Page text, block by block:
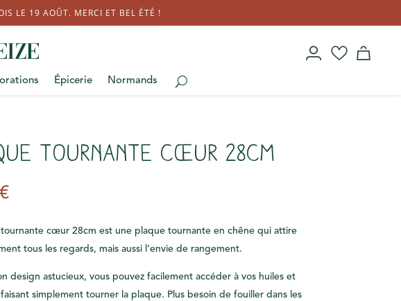
LE 19 AOÛT. MERCI ET BEL ÉTÉ !
Épicerie Normands
tournante cœur 28cm
tournante cœur 28cm est une plaque tournante en chêne qui attire
tous les regards, mais aussi l’envie de rangement.
design astucieux, vous pouvez facilement accéder à vos huiles et
simplement tourner la plaque. Plus besoin de fouiller dans les